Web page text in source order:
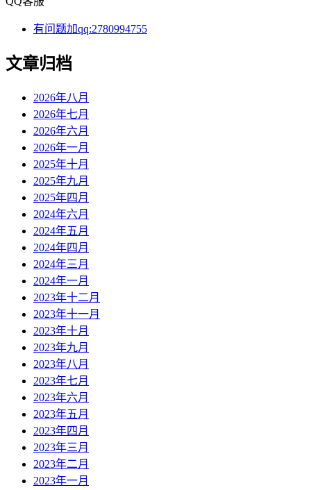
有问题加qq:2780994755
文章归档
2026年八月
2026年七月
2026年六月
2026年一月
2025年十月
2025年九月
2025年四月
2024年六月
2024年五月
2024年四月
2024年三月
2024年一月
2023年十二月
2023年十一月
2023年十月
2023年九月
2023年八月
2023年七月
2023年六月
2023年五月
2023年四月
2023年三月
2023年二月
2023年一月